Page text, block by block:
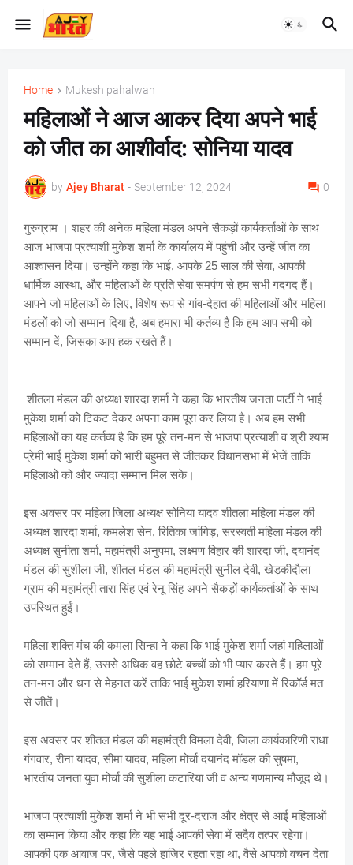
Home Mukesh pahalwan
महिलाओं ने आज आकर दिया अपने भाई
को जीत का आशीर्वाद: सोनिया यादव
by Ajey Bharat - September 12, 2024 0
गुरुग्राम । शहर की अनेक महिला मंडल अपने सैकड़ों कार्यकर्ताओं के साथ
आज भाजपा प्रत्याशी मुकेश शर्मा के कार्यालय में पहुंची और उन्हें जीत का
आश्वासन दिया। उन्होंने कहा कि भाई, आपके 25 साल की सेवा, आपकी
धार्मिक आस्था, और महिलाओं के प्रति सेवा समर्पण से हम सभी गदगद हैं।
आपने जो महिलाओं के लिए, विशेष रूप से गांव-देहात की महिलाओं और महिला
मंडलों को जो सम्मान दिया है, अब हमारा भी कर्तव्य है कि हम आप सभी को
सम्मान दें, जिसका आप हक रखते हैं।
शीतला मंडल की अध्यक्ष शारदा शर्मा ने कहा कि भारतीय जनता पार्टी ने भाई
मुकेश शर्मा को टिकट देकर अपना काम पूरा कर लिया है। अब हम सभी
महिलाओं का यह कर्तव्य है कि हम पूरे तन-मन से भाजपा प्रत्याशी व श्री श्याम
प्रेमी भाई मुकेश शर्मा को भारी बहुमत से जीतकर विधानसभा में भेजें ताकि
महिलाओं को और ज्यादा सम्मान मिल सके।
इस अवसर पर महिला जिला अध्यक्ष सोनिया यादव शीतला महिला मंडल की
अध्यक्ष शारदा शर्मा, कमलेश सेन, रितिका जांगिड़, सरस्वती महिला मंडल की
अध्यक्ष सुनीता शर्मा, महामंत्री अनुपमा, लक्ष्मण विहार की शारदा जी, दयानंद
मंडल की सुशीला जी, शीतल मंडल की महामंत्री सुनील देवी, खेड़कीदौला
ग्राम की महामंत्री तारा सिंह एवं रेनू सिंह अपने सैकड़ों कार्यकर्ताओं के साथ
उपस्थित हुईं।
महिला शक्ति मंच की कमला सिन्हा ने कहा कि भाई मुकेश शर्मा जहां महिलाओं
को सम्मान देते हैं, उससे अधिक वह छोटे बच्चों को भी प्यार करते हैं। हम पूरे
तन-मन और धन से मेहनत करें ताकि भाई मुकेश शर्मा हरियाणा में रिकॉर्ड मत
से जीतें।
इस अवसर पर शीतल मंडल की महामंत्री विमला देवी, जिला कार्यकारिणी राधा
गंगवार, रीना यादव, सीमा यादव, महिला मोर्चा दयानंद मॉडल की सुषमा,
भारतीय जनता युवा मोर्चा की सुशीला कटारिया जी व अन्य गणमान्य मौजूद थे।
भाजपा प्रत्याशी मुकेश शर्मा ने भी सभी दूर-दराज और क्षेत्र से आई महिलाओं
का सम्मान किया और कहा कि यह भाई आपकी सेवा में सदैव तत्पर रहेगा।
आपकी एक आवाज पर, जैसे पहले हाजिर रहता रहा था, वैसे आपको वचन देता